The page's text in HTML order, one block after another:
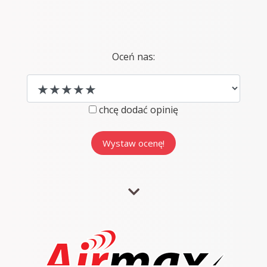
Oceń nas:
chcę dodać opinię